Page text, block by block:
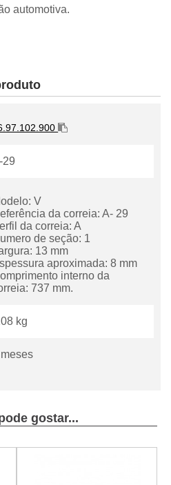
automotiva.
29
V
da correia: A- 29
da correia: A
de seção: 1
13 mm
aproximada: 8 mm
interno da
737 mm.
kg
gostar...